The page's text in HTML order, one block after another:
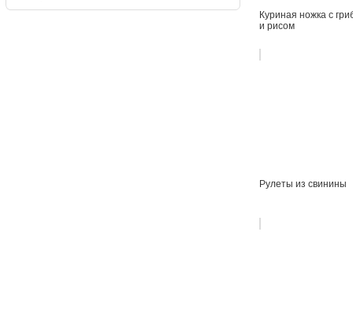
Куриная ножка с
и рисом
Рулеты из свинины